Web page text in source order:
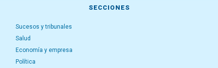
SECCIONES
Sucesos y tribunales
Salud
Economía y empresa
Política